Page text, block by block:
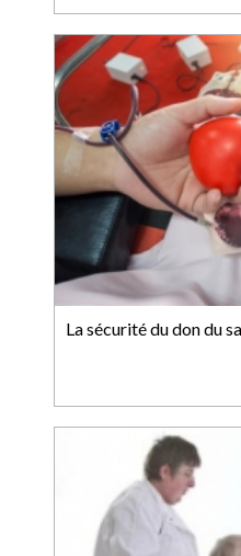
La sécurité du don du